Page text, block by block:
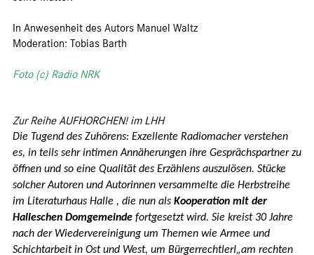
In Anwesenheit des Autors Manuel Waltz
Moderation: Tobias Barth
Foto (c) Radio NRK
Zur Reihe AUFHORCHEN! im LHH
Die Tugend des Zuhörens: Exzellente Radiomacher verstehen
es, in teils sehr intimen Annäherungen ihre Gesprächspartner zu
öffnen und so eine Qualität des Erzählens auszulösen. Stücke
solcher Autoren und Autorinnen versammelte die Herbstreihe
im Literaturhaus Halle , die nun als Kooperation mit der
Halleschen Domgemeinde fortgesetzt wird. Sie kreist 30 Jahre
nach der Wiedervereinigung um Themen wie Armee und
Schichtarbeit in Ost und West, um BürgerrechtlerI„am rechten